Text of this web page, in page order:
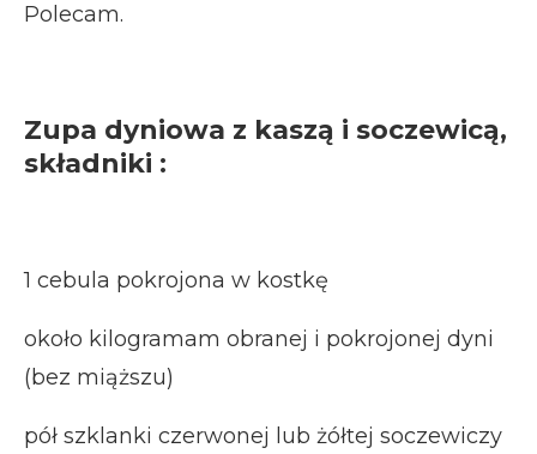
Polecam.
Zupa dyniowa z kaszą i soczewicą,
składniki :
1 cebula pokrojona w kostkę
około kilogramam obranej i pokrojonej dyni
(bez miąższu)
pół szklanki czerwonej lub żółtej soczewiczy